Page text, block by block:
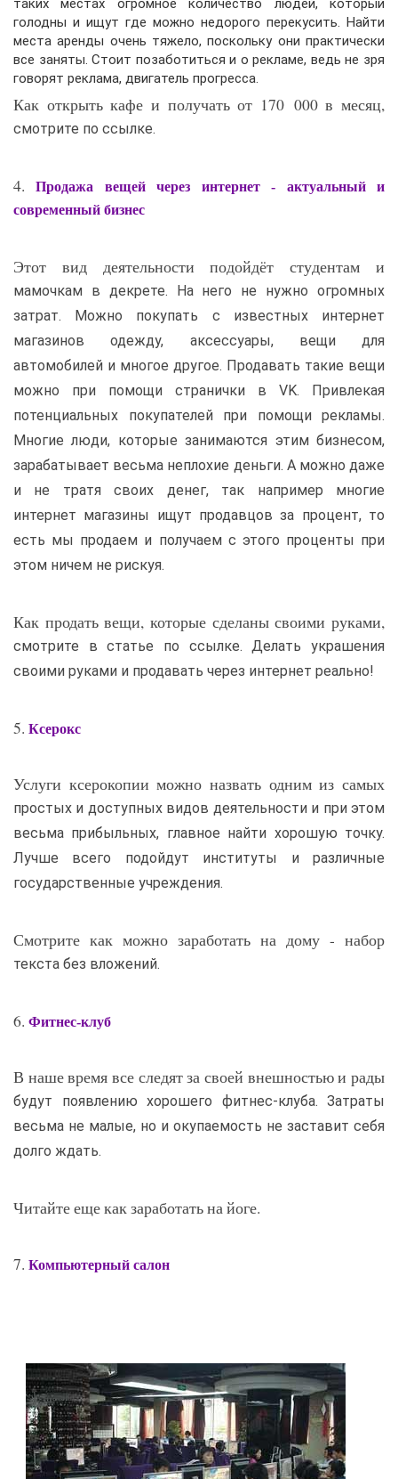
таких местах огромное количество людей, который
голодны и ищут где можно недорого перекусить. Найти
места аренды очень тяжело, поскольку они практически
все заняты. Стоит позаботиться и о рекламе, ведь не зря
говорят реклама, двигатель прогресса.
Как открыть кафе и получать от 170 000 в месяц,
смотрите по ссылке.
4.Продажа вещей через интернет - актуальный и
современный бизнес
Этот вид деятельности подойдёт студентам и
мамочкам в декрете. На него не нужно огромных
затрат. Можно покупать с известных интернет
магазинов одежду, аксессуары, вещи для
автомобилей и многое другое. Продавать такие вещи
можно при помощи странички в VK. Привлекая
потенциальных покупателей при помощи рекламы.
Многие люди, которые занимаются этим бизнесом,
зарабатывает весьма неплохие деньги. А можно даже
и не тратя своих денег, так например многие
интернет магазины ищут продавцов за процент, то
есть мы продаем и получаем с этого проценты при
этом ничем не рискуя.
Как продать вещи, которые сделаны своими руками,
смотрите в статье по ссылке. Делать украшения
своими руками и продавать через интернет реально!
5. Ксерокс
Услуги ксерокопии можно назвать одним из самых
простых и доступных видов деятельности и при этом
весьма прибыльных, главное найти хорошую точку.
Лучше всего подойдут институты и различные
государственные учреждения.
Смотрите как можно заработать на дому - набор
текста без вложений.
6. Фитнес-клуб
В наше время все следят за своей внешностью и рады
будут появлению хорошего фитнес-клуба. Затраты
весьма не малые, но и окупаемость не заставит себя
долго ждать.
Читайте еще как заработать на йоге.
7. Компьютерный салон